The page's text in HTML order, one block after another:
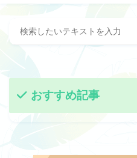
おすすめ記事